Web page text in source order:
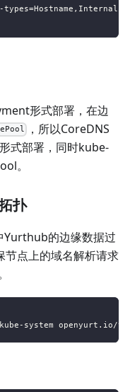
形式部署，在边
，所以CoreDNS
式部署，同时kube-
。
扑
的边缘数据过
节点上的域名解析请求
system openyurt.io/